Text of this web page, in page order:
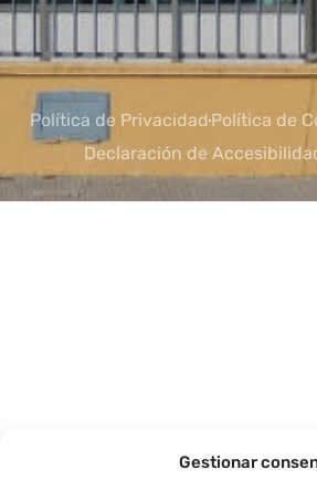
Gestionar
Política de Privacidad Política de
Declaración de